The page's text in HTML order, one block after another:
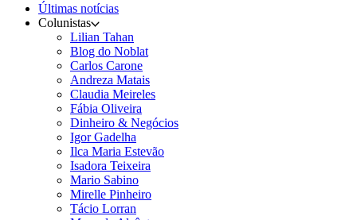
Últimas notícias
Colunistas
Lilian Tahan
Blog do Noblat
Carlos Carone
Andreza Matais
Claudia Meireles
Fábia Oliveira
Dinheiro & Negócios
Igor Gadelha
Ilca Maria Estevão
Isadora Teixeira
Mario Sabino
Mirelle Pinheiro
Tácio Lorran